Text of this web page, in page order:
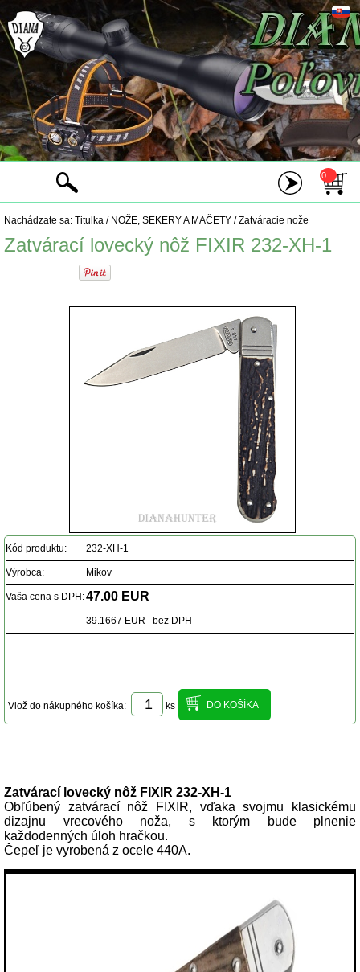
0
Nachádzate sa: Titulka / NOŽE, SEKERY A MAČETY /Zatváracie nože
Zatvárací lovecký nôž FIXIR 232-XH-1
Kód produktu: 232-XH-1
Výrobca: Mikov
Vaša cena s DPH:47.00 EUR
39.1667 EUR bez DPH
Vlož do nákupného košíka: ks
Zatvárací lovecký nôž FIXIR 232-XH-1
Obľúbený zatvárací nôž FIXIR, vďaka svojmu klasickému
dizajnu vrecového noža, s ktorým bude plnenie
každodenných úloh hračkou.
Čepeľ je vyrobená z ocele 440A.